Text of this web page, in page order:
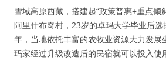
雪域高原西藏，搭建起“政策普惠+重点倾
阿里什布奇村，23岁的卓玛大学毕业后
年，当地依托丰富的农牧业资源大力发展
玛家经过升级改造后的民宿就可以投入使